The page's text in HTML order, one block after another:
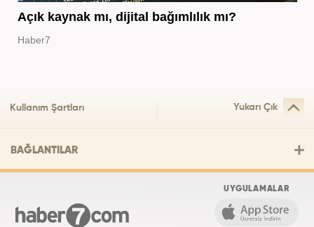
Açık kaynak mı, dijital bağımlılık mı?
Haber7
Kullanım Şartları Yukarı Çık
BAĞLANTILAR
UYGULAMALAR